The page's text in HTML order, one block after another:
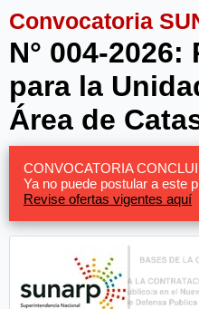
Convocatoria
N° 004-
para la
Área de
CONVOCATORIA
Ya no puede postular a este
Revise ofertas vigentes aquí